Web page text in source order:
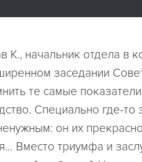
К., начальник отдела в
заседании
те самые
Специально где-
он их
Вместо триумфа и